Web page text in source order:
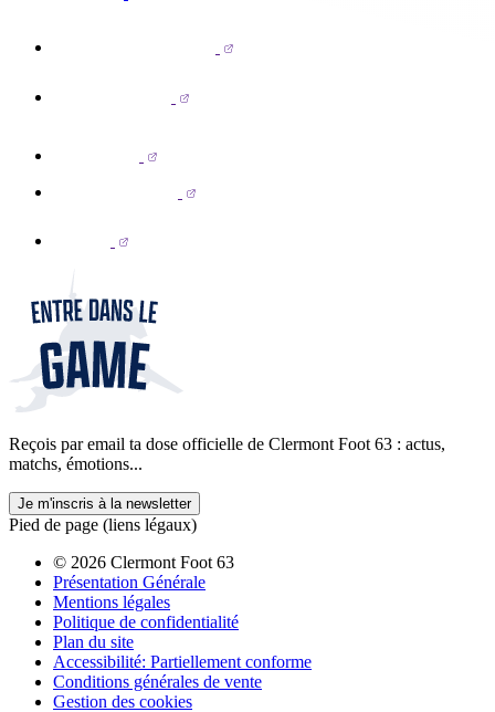
Reçois par email ta dose officielle de Clermont Foot 63 : actus,
matchs, émotions...
Je m'inscris à la newsletter
Pied de page (liens légaux)
© 2026 Clermont Foot 63
Présentation Générale
Mentions légales
Politique de confidentialité
Plan du site
Accessibilité: Partiellement conforme
Conditions générales de vente
Gestion des cookies